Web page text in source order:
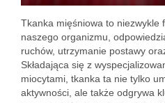
Tkanka mięśniowa to niezwykle
naszego organizmu,
ruchów, utrzymanie postawy
Składająca się z
miocytami, tkanka ta nie tylko
aktywności, ale także odgrywa